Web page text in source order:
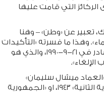
التي قامت عليها
عن «وطن» – وهنا
وهذا ما فسرته «التأكيدات
العشر» في مقدمة الدستور اللبناني الحالي، المعدّل بالقانون الدستوري الصادر في ٢١-٩-١٩٩٠، والذي هو
ميشال سليمان»
وصانها، وكان أول من تحدث عنها من رؤساء الجمهورية، سواء في «الجمهورية الثانية» ١٩٤٣، او «الجمهورية